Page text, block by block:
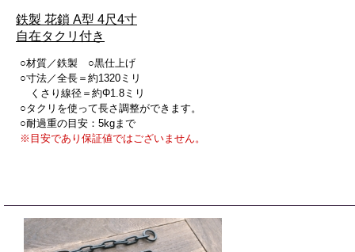
鉄製 花鎖 A型 4尺4寸
自在タクリ付き
○材質／鉄製 ○黒仕上げ
○寸法／全長＝約1320ミリ
くさり線径＝約Φ1.8ミリ
○タクリを使って長さ調整ができます。
○耐過重の目安：5kgまで
※目安であり保証値ではございません。